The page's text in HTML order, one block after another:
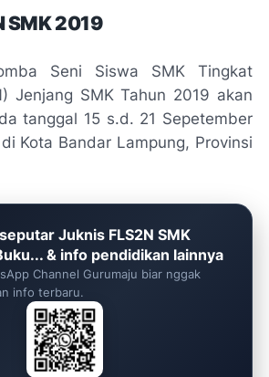
SMK 2019
Seni Siswa SMK Tingkat
Jenjang SMK Tahun 2019 akan
tanggal 15 s.d. 21 Sepetember
Kota Bandar Lampung, Provinsi
Juknis FLS2N SMK
& info pendidikan lainnya
Channel Gurumaju biar nggak
info terbaru.